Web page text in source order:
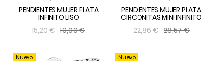
PENDIENTES MUJER PLATA
INFINITO LISO
15,20 € 19,00 €
PENDIENTES MUJER PLATA
CIRCONITAS MINI INFINITO
22,86 € 28,57 €
Nuevo Nuevo